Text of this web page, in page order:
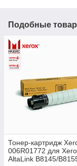
Подобные
Тонер-картридж
006R01772 для
AltaLink B8145/